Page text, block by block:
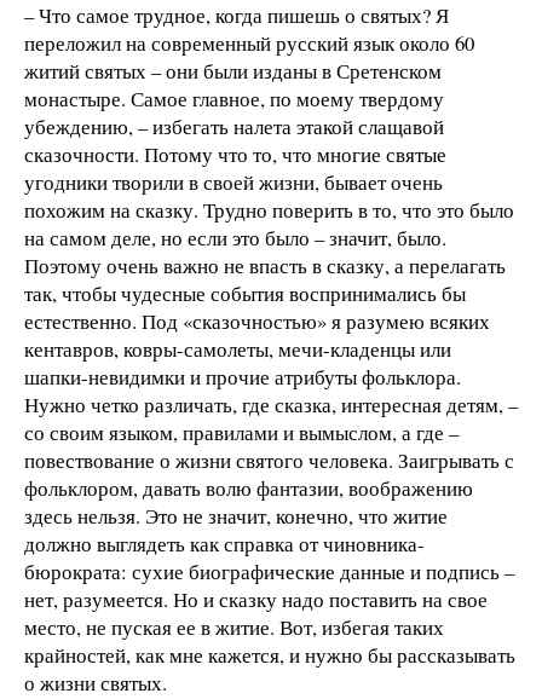
– Что самое трудное, когда пишешь о святых? Я
переложил на современный русский язык около 60
житий святых – они были изданы в Сретенском
монастыре. Самое главное, по моему твердому
убеждению, – избегать налета этакой слащавой
сказочности. Потому что то, что многие святые
угодники творили в своей жизни, бывает очень
похожим на сказку. Трудно поверить в то, что это было
на самом деле, но если это было – значит, было.
Поэтому очень важно не впасть в сказку, а перелагать
так, чтобы чудесные события воспринимались бы
естественно. Под «сказочностью» я разумею всяких
кентавров, ковры-самолеты, мечи-кладенцы или
шапки-невидимки и прочие атрибуты фольклора.
Нужно четко различать, где сказка, интересная детям, –
со своим языком, правилами и вымыслом, а где –
повествование о жизни святого человека. Заигрывать с
фольклором, давать волю фантазии, воображению
здесь нельзя. Это не значит, конечно, что житие
должно выглядеть как справка от чиновника-
бюрократа: сухие биографические данные и подпись –
нет, разумеется. Но и сказку надо поставить на свое
место, не пуская ее в житие. Вот, избегая таких
крайностей, как мне кажется, и нужно бы рассказывать
о жизни святых.